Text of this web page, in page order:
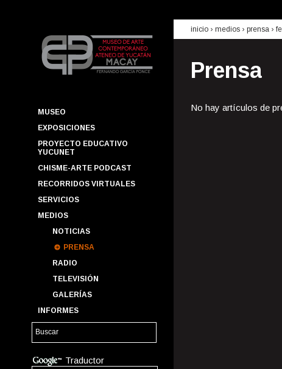
MUSEO
EXPOSICIONES
PROYECTO EDUCATIVO
YUCUNET
CHISME-ARTE PODCAST
RECORRIDOS VIRTUALES
SERVICIOS
MEDIOS
NOTICIAS
PRENSA
RADIO
TELEVISIÓN
GALERÍAS
INFORMES
Traductor
inicio › medios › prensa ›
Prensa
No hay artículos de